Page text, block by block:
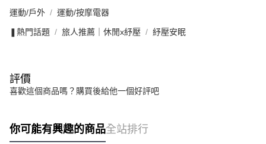
運動/戶外 運動/按摩電器
❚熱門話題 旅人推薦｜休閒x紓壓 紓壓安眠
評價
喜歡這個商品嗎？購買後給他一個好評吧
你可能有興趣的商品全站排行